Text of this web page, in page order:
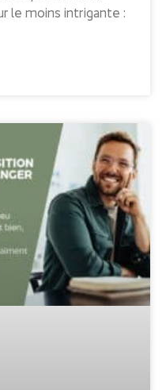
le moins intrigante :